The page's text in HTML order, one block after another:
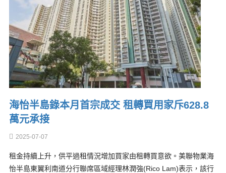
海怡半島錄本月首宗成交 租轉買用家斥628.8
萬元承接
2025-07-07
租金持續上升，供平過租情況增加買家由租轉買意欲。美聯物業海
怡半島東翼利南道分行聯席區域經理林潤強(Rico Lam)表示，該行